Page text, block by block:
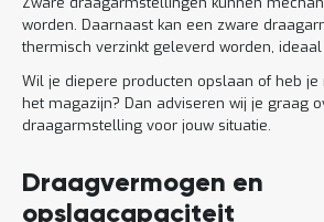
worden. Daarnaast kan een zware
thermisch verzinkt geleverd worden,
Wil je diepere producten opslaan of heb
het magazijn? Dan adviseren wij je graag
draagarmstelling voor jouw situatie.
Draagvermogen en
opslagcapaciteit